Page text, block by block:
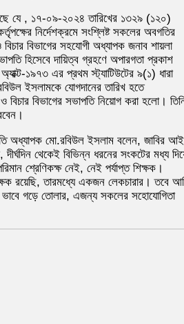
যে , ১৭-০৯-২০২৪ তারিখের ১৩২৯ (১২০)
নির্দেশক্রমে সংশ্লিষ্ট সকলের অবগতির
বিভাগের সহযোগী অধ্যাপক জনাব শায়লা
হিসেবে দায়িত্ব গ্রহণে অপারগতা প্রকাশ
অ্যাক্ট-১৯৭৩ এর প্রথম স্ট্যাটিউটের ৯(১) ধারা
ইসলামকে যোগদানের তারিখ হতে
বিভাগের সভাপতি নিয়োগ করা হলো।
অধ্যাপক মো.রবিউল ইসলাম বলেন, জাবির
থেকেই বিভিন্ন ধরনের সংকটের মধ্য
শ্রেণিকক্ষ নেই, নেই পর্যাপ্ত শিক্ষক।
রয়েছি, তারমধ্যে একজন লেকচারার। তবে
গড়ে তোলার, এজন্য সকলের সহোযোগিতা